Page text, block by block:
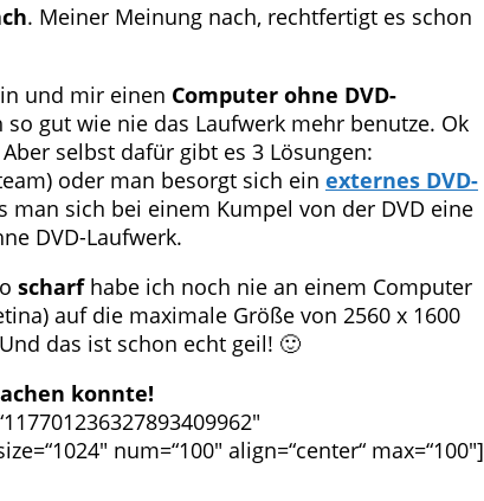
. Meiner Meinung nach, rechtfertigt es schon
und mir einen Computer ohne DVD-
gut wie nie das Laufwerk mehr benutze. Ok
selbst dafür gibt es 3 Lösungen:
oder man besorgt sich ein externes DVD-
man sich bei einem Kumpel von der DVD eine
DVD-Laufwerk.
scharf habe ich noch nie an einem Computer
auf die maximale Größe von 2560 x 1600
das ist schon echt geil! 🙂
konnte!
num=“100″ align=“center“ max=“100″]